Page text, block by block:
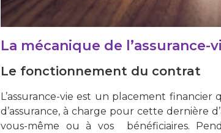
La mécanique de l’assurance-
Le fonctionnement du contrat
L’assurance-vie est un placement
d’assurance, à charge pour cette dernière
vous-même ou à vos bénéficiaires.